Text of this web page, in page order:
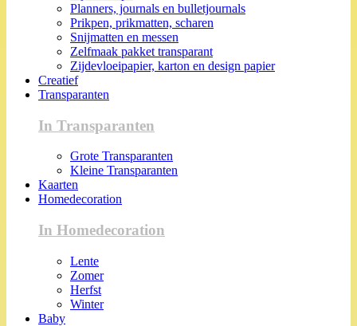
Planners, journals en bulletjournals
Prikpen, prikmatten, scharen
Snijmatten en messen
Zelfmaak pakket transparant
Zijdevloeipapier, karton en design papier
Creatief
Transparanten
In Transparanten
Grote Transparanten
Kleine Transparanten
Kaarten
Homedecoration
In Homedecoration
Lente
Zomer
Herfst
Winter
Baby